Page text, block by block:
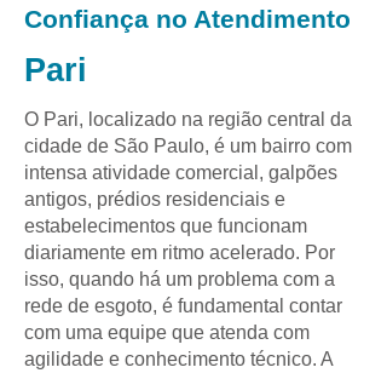
Confiança no Atendimento
Pari
O Pari, localizado na região central da
cidade de São Paulo, é um bairro com
intensa atividade comercial, galpões
antigos, prédios residenciais e
estabelecimentos que funcionam
diariamente em ritmo acelerado. Por
isso, quando há um problema com a
rede de esgoto, é fundamental contar
com uma equipe que atenda com
agilidade e conhecimento técnico. A